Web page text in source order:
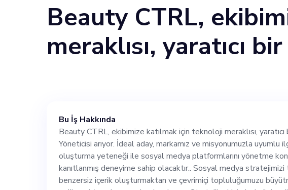
Beauty CTRL,
meraklısı, yaratıcı
sosyal medya
kanıtlanmış
Bu İş Hakkında
Beauty CTRL, ekibimize katılmak için teknoloji meraklısı,
Yöneticisi arıyor. İdeal aday, markamız ve misyonumuzla uyumlu
oluşturma yeteneği ile sosyal medya platformlarını yönetme
kanıtlanmış deneyime sahip olacaktır.. Sosyal medya stratejimizi
benzersiz içerik oluşturmaktan ve çevrimiçi topluluğumuzu